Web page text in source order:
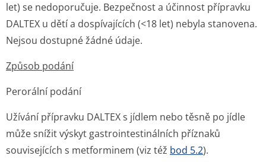
let) se nedoporučuje. Bezpečnost a účinnost přípravku
DALTEX u dětí a dospívajících (<18 let) nebyla stanovena.
Nejsou dostupné žádné údaje.
Způsob podání
Perorální podání
Užívání přípravku DALTEX s jídlem nebo těsně po jídle
může snížit výskyt gastrointesti­nálních příznaků
souvisejících s metforminem (viz též bod 5.2).